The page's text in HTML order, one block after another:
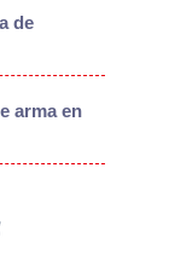
de
arma en